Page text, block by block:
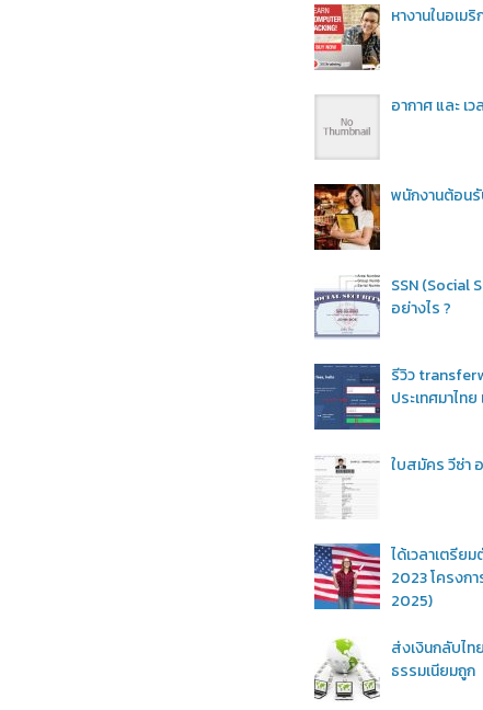
หางานในอเมริ
อากาศ และ เว
พนักงานต้อน
SSN (Social
อย่างไร ?
รีวิว
ประเทศมาไท
ใบสมัคร วีซ่า
ได้เวลาเตรีย
2023 โครงก
2025)
ส่งเงินกลับไท
ธรรมเนียมถูก